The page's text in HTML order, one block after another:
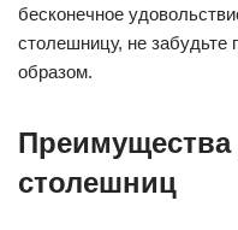
бесконечное
столешницу, не забудьте
образом.
столешниц